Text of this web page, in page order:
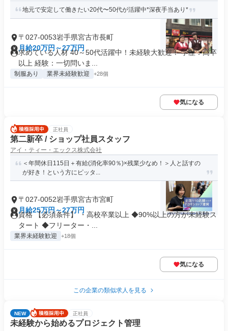
地元で安定して働きたい20代〜50代が活躍中*深夜手当あり*
〒027-0053岩手県宮古市長町
月給20万円～27万円
求めている人材 40～50代活躍中！未経験大歓迎！ 学歴：高卒
以上 経験：一切問いま...
制服あり 業界未経験歓迎 +28個
気になる
正社員
第二新卒 / ショップ社員スタッフ
アイ・ティー・エックス株式会社
＜年間休日115日＋有給(消化率90％)×残業少なめ！＞人と話すの
が好き！という方にピッタ...
〒027-0052岩手県宮古市宮町
月給25万円～27万円
資格 【必須条件】 ・高校卒業以上 ◆90%以上の方が未経験ス
タート ◆フリーター・...
業界未経験歓迎 +18個
気になる
この企業の類似求人を見る
NEW 正社員
未経験から始めるプロジェクト管理